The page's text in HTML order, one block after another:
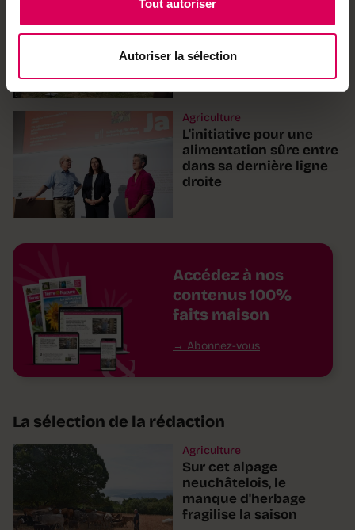
Tout autoriser
Autoriser la sélection
1er août
Agriculture
L'initiative pour une
alimentation sûre entre
dans sa dernière ligne
droite
Accédez à nos
contenus 100%
faits maison
Abonnez-vous
La sélection de la rédaction
Agriculture
Sur cet alpage
neuchâtelois, le
manque d'herbage
fragilise la saison